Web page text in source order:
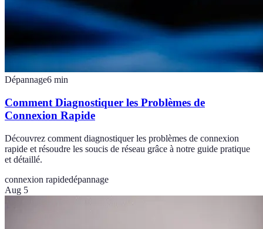
Dépannage6 min
Comment Diagnostiquer les Problèmes de
Connexion Rapide
Découvrez comment diagnostiquer les problèmes de connexion
rapide et résoudre les soucis de réseau grâce à notre guide pratique
et détaillé.
connexion rapidedépannage
Aug 5